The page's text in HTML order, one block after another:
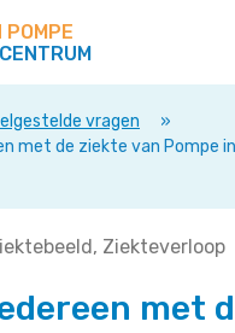
POMPE
vragen
»
met de ziekte van Pompe
Ziekteverloop
met